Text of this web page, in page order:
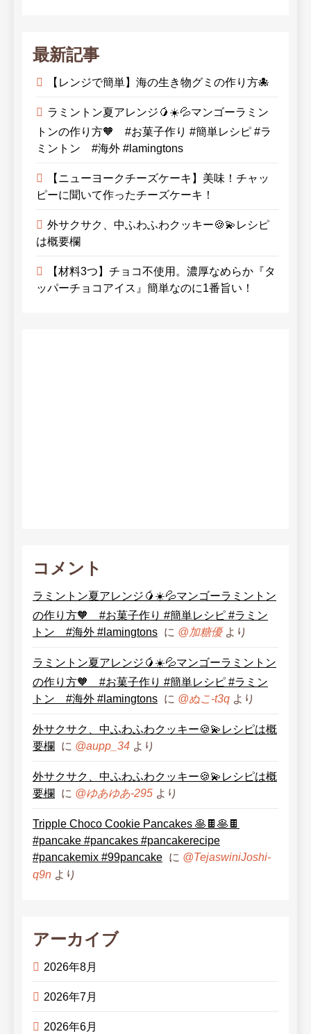
最新記事
【レンジで簡単】海の生き物グミの作り方🐙
ラミントン夏アレンジ🥭☀️💦マンゴーラミン
トンの作り方🧡 #お菓子作り #簡単レシピ #ラ
ミントン #海外 #lamingtons
【ニューヨークチーズケーキ】美味！チャッ
ピーに聞いて作ったチーズケーキ！
外サクサク、中ふわふわクッキー🍪💫レシピ
は概要欄
【材料3つ】チョコ不使用。濃厚なめらか『タ
ッパーチョコアイス』簡単なのに1番旨い！
コメント
ラミントン夏アレンジ🥭☀️💦マンゴーラミントン
の作り方🧡 #お菓子作り #簡単レシピ #ラミン
トン #海外 #lamingtons に @加糖優より
ラミントン夏アレンジ🥭☀️💦マンゴーラミントン
の作り方🧡 #お菓子作り #簡単レシピ #ラミン
トン #海外 #lamingtons に @ぬこ-t3q より
外サクサク、中ふわふわクッキー🍪💫レシピは概
要欄 に @aupp_34 より
外サクサク、中ふわふわクッキー🍪💫レシピは概
要欄 に @ゆあゆあ-295 より
Tripple Choco Cookie Pancakes 🥞🍫🥞🍫
#pancake #pancakes #pancakerecipe
#pancakemix #99pancake に @TejaswiniJoshi-
q9n より
アーカイブ
2026年8月
2026年7月
2026年6月